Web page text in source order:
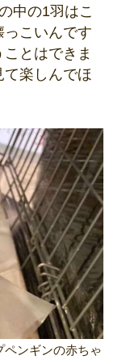
中の1羽はこ
っこいんです
とはできま
楽しんでほ
ンギンの赤ちゃ